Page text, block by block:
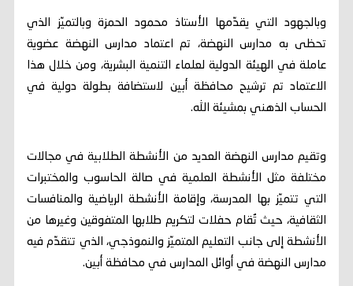
وبالجهود التي يقدّمها الأستاذ محمود الحمزة وبالتميّز الذي
تحظى به مدارس النهضة، تم اعتماد مدارس النهضة عضوية
عاملة في الهيئة الدولية لعلماء التنمية البشرية، ومن خلال هذا
الاعتماد تم ترشيح محافظة أبين لاستضافة بطولة دولية في
الحساب الذهني بمشيئة الله.
وتقيم مدارس النهضة العديد من الأنشطة الطلابية في مجالات
مختلفة مثل الأنشطة العلمية في صالة الحاسوب والمختبرات
التي تتميّز بها المدرسة، وإقامة الأنشطة الرياضية والمنافسات
الثقافية، حيث تُقام حفلات لتكريم طلابها المتفوقين وغيرها من
الأنشطة إلى جانب التعليم المتميّز والنموذجي، الذي تتقدّم فيه
مدارس النهضة في أوائل المدارس في محافظة أبين.